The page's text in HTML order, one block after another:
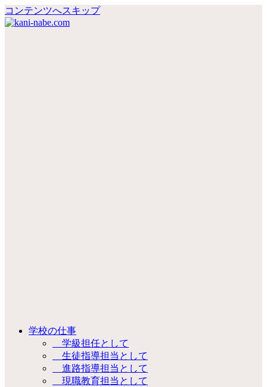
コンテンツへスキップ
学校の仕事
学級担任として
生徒指導担当として
進路指導担当として
現職教育担当として